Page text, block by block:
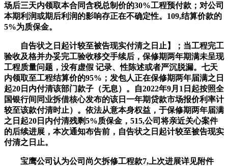
场后三天内领取本合同含税总制价的30%工程预付款；对公司
本期利润或期后利润的影响存正在不确定性。109,结算价款的
5%为质保金。
自告状之日起计较至被告现实付清之日止】；当工程完工
验收及格并办妥完工验收移交手续后，保修期两年期满未呈现
工程质量问题，没有虚假 记录、性陈述或者严沉脱漏。七天
内领取至工程结算价的95%；发包人正在保修期两年届满之日
起20日内付清该部门款子（无息）。自2022年9月1日起按照全
国银行间同业拆借核心发布的该日一年期贷款市场报价利率计
较至该款付清时止）。依法从意本身权益，于保修期两年届满
之日起20日内付清残剩5%质保金，515,公司将亲近关心案件
的后续进展，本次通知布告前，自告状之日起计较至被告现实
付清之日止。
宝鹰公司认为公司尚欠拆修工程款7,上次进展详见附件